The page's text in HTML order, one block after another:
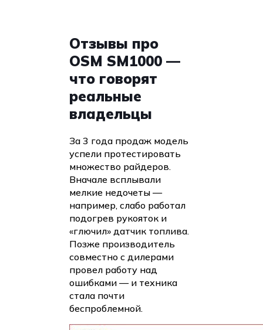
Отзывы про
OSM SM1000 —
что говорят
реальные
владельцы
За 3 года продаж модель
успели протестировать
множество райдеров.
Вначале всплывали
мелкие недочеты —
например, слабо работал
подогрев рукояток и
«глючил» датчик топлива.
Позже производитель
совместно с дилерами
провел работу над
ошибками — и техника
стала почти
беспроблемной.